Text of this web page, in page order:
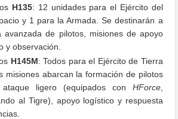
H135: 12 unidades para el Ejército del
y 1 para la Armada. Se destinarán a
avanzada de pilotos, misiones de apoyo
y observación.
H145M: Todos para el Ejército de Tierra
misiones abarcan la formación de pilotos
ligero (equipados con HForce,
al Tigre), apoyo logístico y respuesta